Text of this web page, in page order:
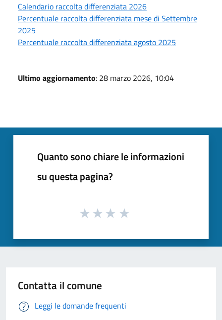
Calendario raccolta differenziata 2026
Percentuale raccolta differenziata mese di Settembre
2025
Percentuale raccolta differenziata agosto 2025
Ultimo aggiornamento: 28 marzo 2026, 10:04
Quanto sono chiare le informazioni
su questa pagina?
Contatta il comune
Leggi le domande frequenti